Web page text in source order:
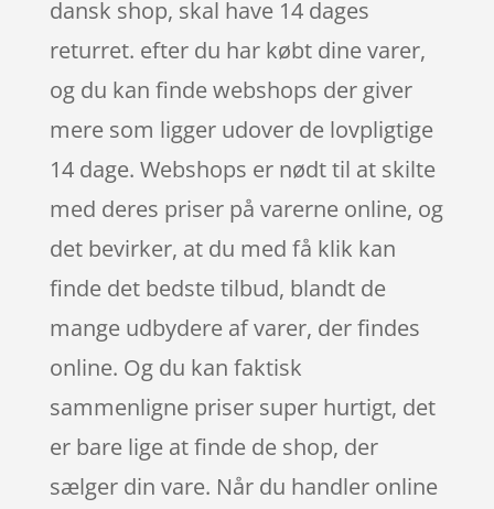
dansk shop, skal have 14 dages
returret. efter du har købt dine varer,
og du kan finde webshops der giver
mere som ligger udover de lovpligtige
14 dage. Webshops er nødt til at skilte
med deres priser på varerne online, og
det bevirker, at du med få klik kan
finde det bedste tilbud, blandt de
mange udbydere af varer, der findes
online. Og du kan faktisk
sammenligne priser super hurtigt, det
er bare lige at finde de shop, der
sælger din vare. Når du handler online